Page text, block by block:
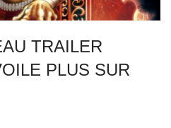
TRAILER
PLUS SUR